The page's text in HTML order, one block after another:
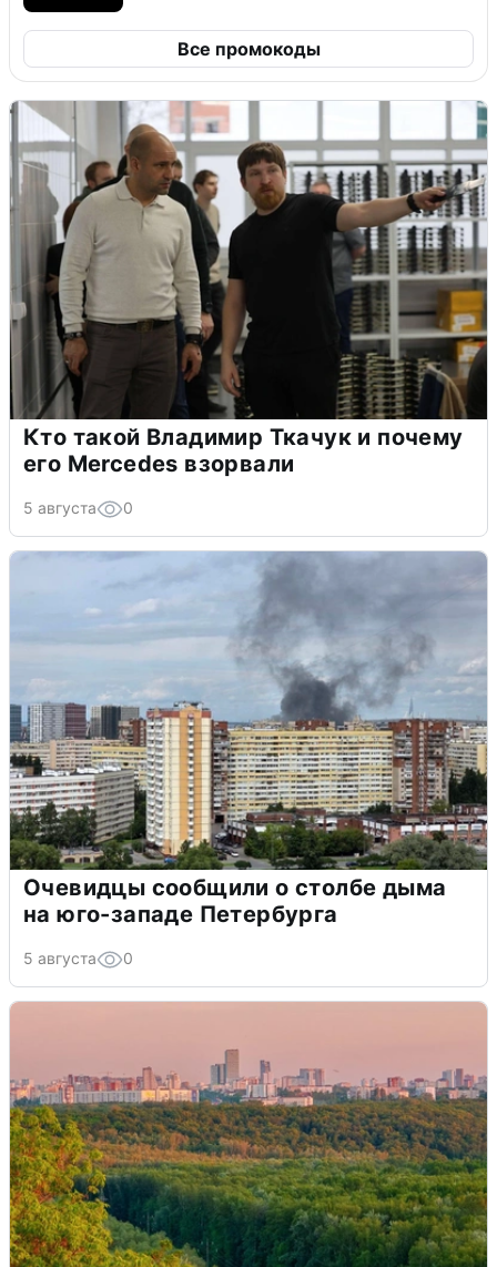
Все промокоды
Кто такой Владимир Ткачук и почему
его Mercedes взорвали
5 августа 0
Очевидцы сообщили о столбе дыма
на юго-западе Петербурга
5 августа 0